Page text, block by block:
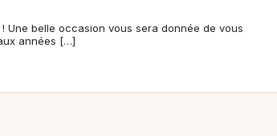
belle occasion vous sera donnée de vous
années […]